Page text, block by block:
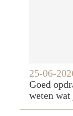
25-06-
Goed
weten